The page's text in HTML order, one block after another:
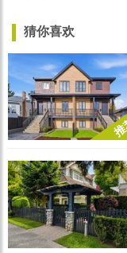
猜你喜欢